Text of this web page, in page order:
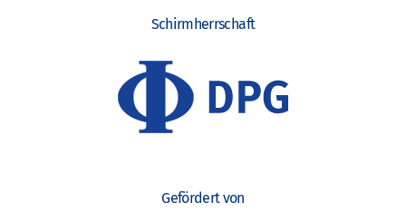
Schirmherrschaft
Gefördert von